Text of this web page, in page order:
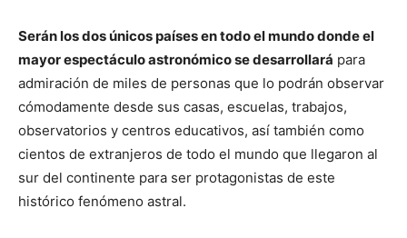
Serán los dos únicos países en todo el mundo donde el
mayor espectáculo astronómico se desarrollará para
admiración de miles de personas que lo podrán observar
cómodamente desde sus casas, escuelas, trabajos,
observatorios y centros educativos, así también como
cientos de extranjeros de todo el mundo que llegaron al
sur del continente para ser protagonistas de este
histórico fenómeno astral.